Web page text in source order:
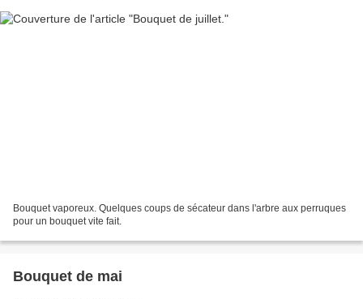
Bouquet vaporeux. Quelques coups de sécateur dans l'arbre aux perruques
pour un bouquet vite fait.
Bouquet de mai